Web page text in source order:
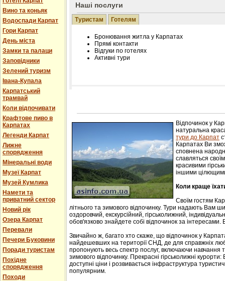
Вино та коньяк
Водоспади Карпат
Гори Карпат
День міста
Замки та палаци
Заповідники
Зелений туризм
Івана-Купала
Карпатський
трамвай
Коли відпочивати
Крафтове пиво в
Карпатах
Легенди Карпат
Лижне
спорядження
Мінеральні води
Музеї Карпат
Музей Кумлика
Намети та
приватний сектор
Новий рік
Озера Карпат
Перевали
Печери Буковини
Поради туристам
Похідне
спорядження
Походи
Наші послуги
Туристам Готелям
Бронювання житла у Карпатах
Прямі контакти
Відгуки по готелях
Активні тури
Лічільник відвідувачів
Відпочинок у
натуральна
тури до Карпат
Карпатах Ви
сповнена
славляться
красивими
іншими
Коли краще
Своїм гостям
літнього та зимового відпочинку. Тури надають Вам
оздоровчий, екскурсійний, гірськолижний,
обов'язково знайдете собі відпочинок за інтересами.
Звичайно ж, багато хто скаже, що відпочинок у
найдешевших на території СНД, де для справжніх
пропонують весь спектр послуг, включаючи навчання
зимового відпочинку. Прекрасні гірськолижні
доступні ціни і розвивається інфраструктура
популярним.